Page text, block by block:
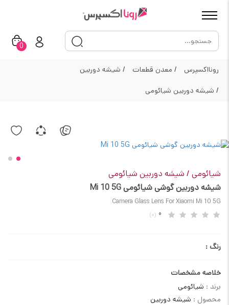
0
رونااکسپرس / معدن قطعات / شیشه دوربین
/ شیشه دوربین شیائومی
شیائومی / شیشه دوربین شیائومی
شیشه دوربین گوشی شیائومی Mi 10 5G
Camera Glass Lens For Xiaomi Mi 10 5G
0
(0)
رنگ :
خلاصه مشخصات
برند : شیائومی
محصول : شیشه دوربین